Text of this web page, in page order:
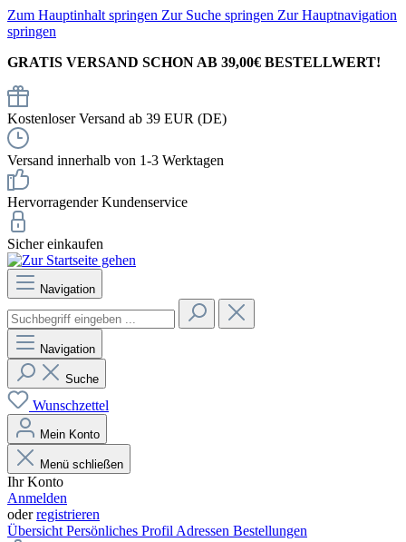
Zum Hauptinhalt springen Zur Suche springen Zur Hauptnavigation
springen
GRATIS VERSAND SCHON AB 39,00€ BESTELLWERT!
Kostenloser Versand ab 39 EUR (DE)
Versand innerhalb von 1-3 Werktagen
Hervorragender Kundenservice
Sicher einkaufen
Navigation
Navigation
Suche
Wunschzettel
Mein Konto
Menü schließen
Ihr Konto
Anmelden
oderregistrieren
Übersicht Persönliches Profil Adressen Bestellungen